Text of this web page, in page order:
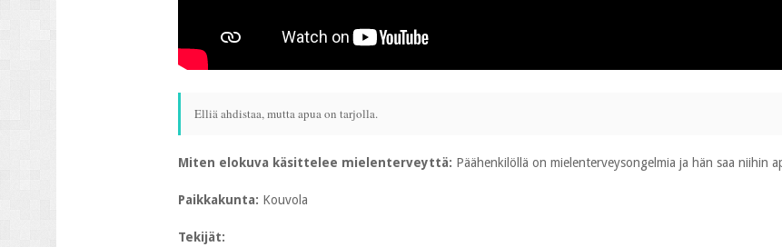
Elliä ahdistaa, mutta apua on tarjolla.
Miten elokuva käsittelee mielenterveyttä: Päähenkilöllä on mielenterveysongelmia ja hän saa niihin
Paikkakunta: Kouvola
Tekijät: